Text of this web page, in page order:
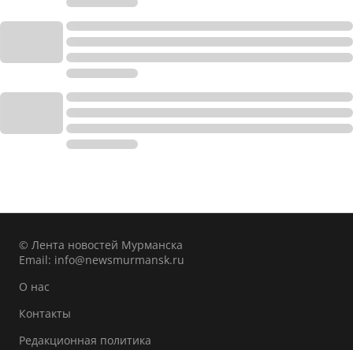
© Лента новостей Мурманска
Email: info@newsmurmansk.ru
О нас
Контакты
Редакционная политика